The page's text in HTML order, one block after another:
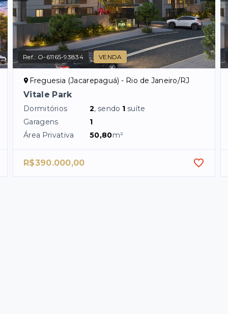
Ref.: O-61165-93834 VENDA
Freguesia (Jacarepaguá) - Rio de Janeiro/RJ
Vitale Park
Dormitórios 2, sendo 1 suíte
Garagens
1
Área Privativa
50,80m²
R$390.000,00